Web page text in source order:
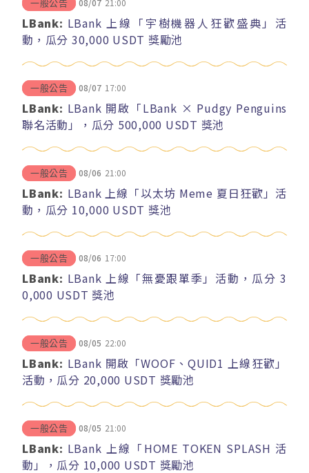
一般公告
LBank: LBank 上線「宇樹機器人狂歡盛典」活
動，瓜分 30,000 USDT 獎勵池
一般公告 08/07 17:00
LBank: LBank 開啟「LBank × Pudgy Penguins
聯名活動」，瓜分 500,000 USDT 獎池
一般公告 08/06 21:00
LBank: LBank 上線「以太坊 Meme 夏日狂歡」活
動，瓜分 10,000 USDT 獎池
一般公告 08/06 17:00
LBank: LBank 上線「無憂跟單季」活動，瓜分 3
0,000 USDT 獎池
一般公告 08/05 22:00
LBank: LBank 開啟「WOOF、QUID1 上線狂歡」
活動，瓜分 20,000 USDT 獎勵池
一般公告 08/05 21:00
LBank: LBank 上線「HOME TOKEN SPLASH 活
動」，瓜分 10,000 USDT 獎勵池